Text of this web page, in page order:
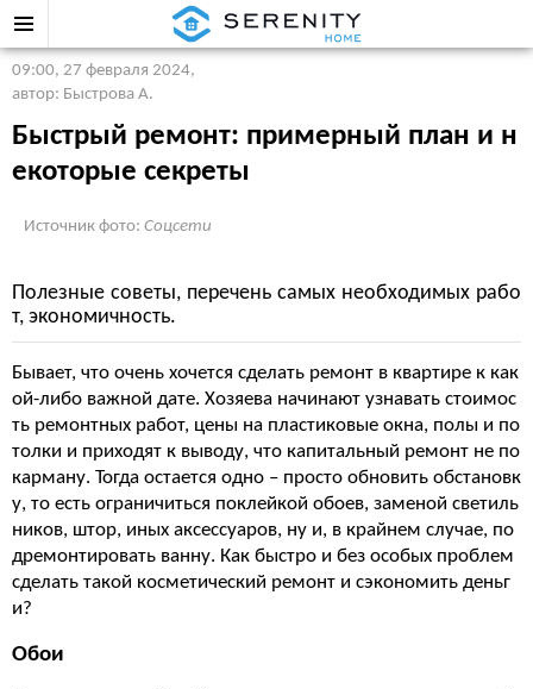
09:00, 27 февраля 2024,
автор: Быстрова А.
Быстрый ремонт: примерный план и н
екоторые секреты
Источник фото: Соцсети
Полезные советы, перечень самых необходимых рабо
т, экономичность.
Бывает, что очень хочется сделать ремонт в квартире к как
ой-либо важной дате. Хозяева начинают узнавать стоимос
ть ремонтных работ, цены на пластиковые окна, полы и по
толки и приходят к выводу, что капитальный ремонт не по
карману. Тогда остается одно – просто обновить обстановк
у, то есть ограничиться поклейкой обоев, заменой светиль
ников, штор, иных аксессуаров, ну и, в крайнем случае, по
дремонтировать ванну. Как быстро и без особых проблем
сделать такой косметический ремонт и сэкономить деньг
и?
Обои